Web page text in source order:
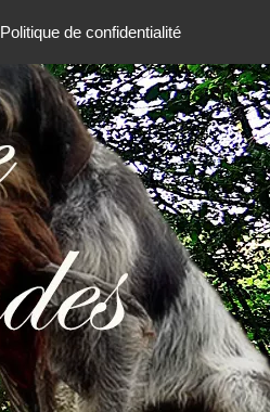
04 75 63 06 19
Politique de confidentialité